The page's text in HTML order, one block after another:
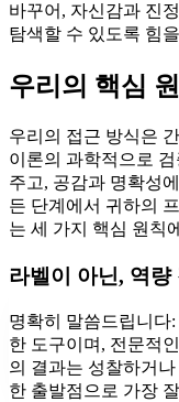
바꾸어, 자신감과 진
탐색할 수 있도록 힘
우리의 핵심
우리의 접근 방식은
이론의 과학적으로
주고, 공감과 명확성
든 단계에서 귀하의
는 세 가지 핵심 원칙
라벨이 아닌, 역량
명확히 말씀드립니다
한 도구이며, 전문적
의 결과는 성찰하거
한 출발점으로 가장